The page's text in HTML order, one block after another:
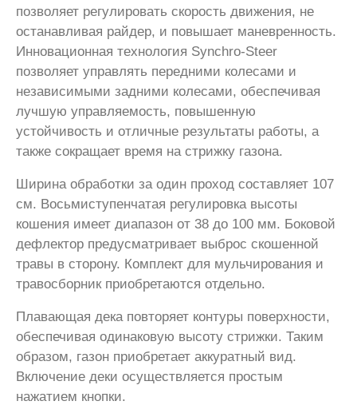
позволяет регулировать скорость движения, не
останавливая райдер, и повышает маневренность.
Инновационная технология Synchro-Steer
позволяет управлять передними колесами и
независимыми задними колесами, обеспечивая
лучшую управляемость, повышенную
устойчивость и отличные результаты работы, а
также сокращает время на стрижку газона.
Ширина обработки за один проход составляет 107
см. Восьмиступенчатая регулировка высоты
кошения имеет диапазон от 38 до 100 мм. Боковой
дефлектор предусматривает выброс скошенной
травы в сторону. Комплект для мульчирования и
травосборник приобретаются отдельно.
Плавающая дека повторяет контуры поверхности,
обеспечивая одинаковую высоту стрижки. Таким
образом, газон приобретает аккуратный вид.
Включение деки осуществляется простым
нажатием кнопки.